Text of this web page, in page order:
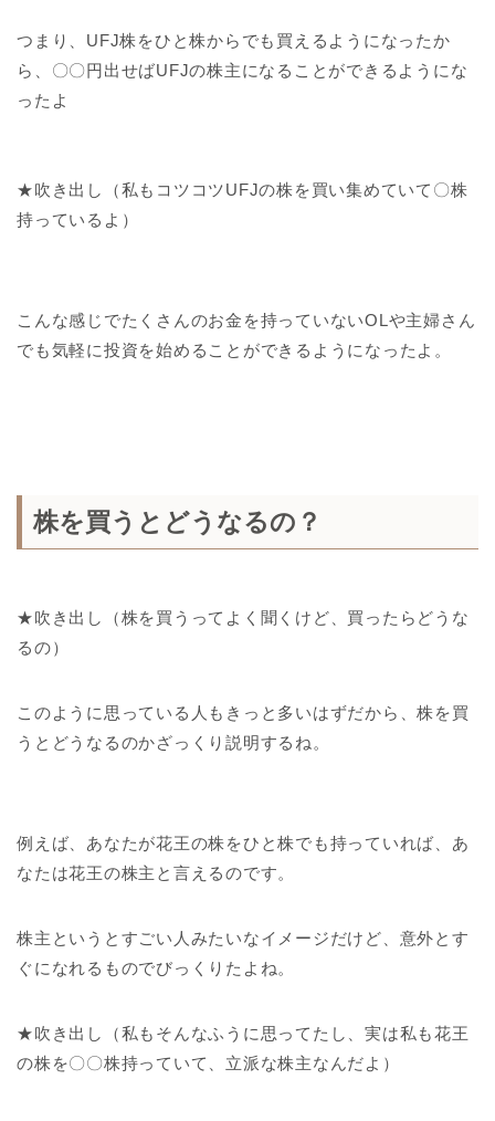
つまり、UFJ株をひと株からでも買えるようになったか
ら、〇〇円出せばUFJの株主になることができるようにな
ったよ
★吹き出し（私もコツコツUFJの株を買い集めていて〇株
持っているよ）
こんな感じでたくさんのお金を持っていないOLや主婦さん
でも気軽に投資を始めることができるようになったよ。
株を買うとどうなるの？
★吹き出し（株を買うってよく聞くけど、買ったらどうな
るの）
このように思っている人もきっと多いはずだから、株を買
うとどうなるのかざっくり説明するね。
例えば、あなたが花王の株をひと株でも持っていれば、あ
なたは花王の株主と言えるのです。
株主というとすごい人みたいなイメージだけど、意外とす
ぐになれるものでびっくりたよね。
★吹き出し（私もそんなふうに思ってたし、実は私も花王
の株を〇〇株持っていて、立派な株主なんだよ）